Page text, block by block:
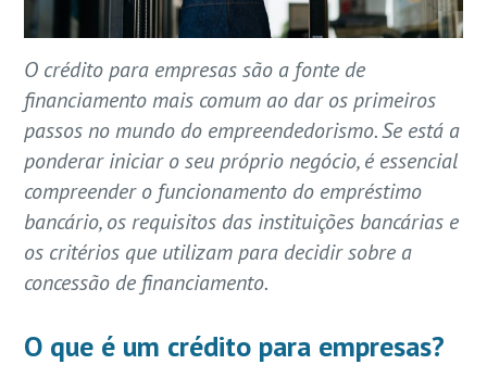
O crédito para empresas são a fonte de
financiamento mais comum ao dar os primeiros
passos no mundo do empreendedorismo. Se está a
ponderar iniciar o seu próprio negócio, é essencial
compreender o funcionamento do empréstimo
bancário, os requisitos das instituições bancárias e
os critérios que utilizam para decidir sobre a
concessão de financiamento.
O que é um crédito para empresas?